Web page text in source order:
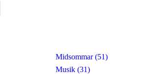
Midsommar (51)
Musik (31)